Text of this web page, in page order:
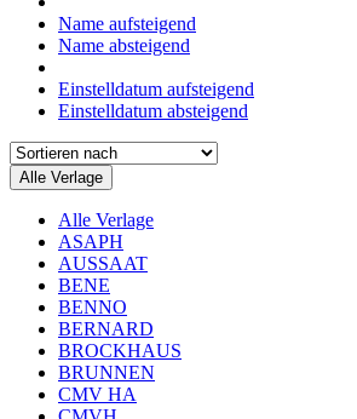
Name aufsteigend
Name absteigend
Einstelldatum aufsteigend
Einstelldatum absteigend
Alle Verlage
Alle Verlage
ASAPH
AUSSAAT
BENE
BENNO
BERNARD
BROCKHAUS
BRUNNEN
CMV HA